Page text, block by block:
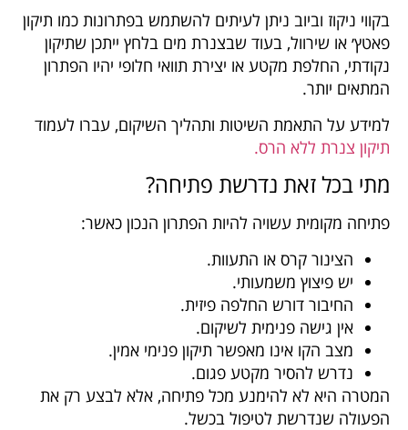
בקווי ניקוז וביוב ניתן לעיתים להשתמש בפתרונות כמו תיקון
פאטץ׳ או שירוול, בעוד שבצנרת מים בלחץ ייתכן שתיקון
נקודתי, החלפת מקטע או יצירת תוואי חלופי יהיו הפתרון
המתאים יותר.
למידע על התאמת השיטות ותהליך השיקום, עברו לעמוד
תיקון צנרת ללא הרס.
מתי בכל זאת נדרשת פתיחה?
פתיחה מקומית עשויה להיות הפתרון הנכון כאשר:
הצינור קרס או התעוות.
יש פיצוץ משמעותי.
החיבור דורש החלפה פיזית.
אין גישה פנימית לשיקום.
מצב הקו אינו מאפשר תיקון פנימי אמין.
נדרש להסיר מקטע פגום.
המטרה היא לא להימנע מכל פתיחה, אלא לבצע רק את
הפעולה שנדרשת לטיפול בכשל.